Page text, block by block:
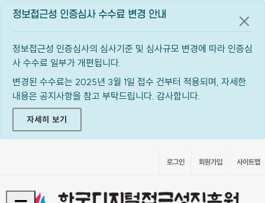
정보접근성 인증심사 수수료 변경 안내
정보접근성 인증심사의 심사기준 및 심사규모 변경에 따라 인증심
사 수수료 일부가 개편됩니다.
변경된 수수료는 2025년 3월 1일 접수 건부터 적용되며, 자세한
내용은 공지사항을 참고 부탁드립니다. 감사합니다.
자세히 보기
공지
로그인 회원가입 사이트맵